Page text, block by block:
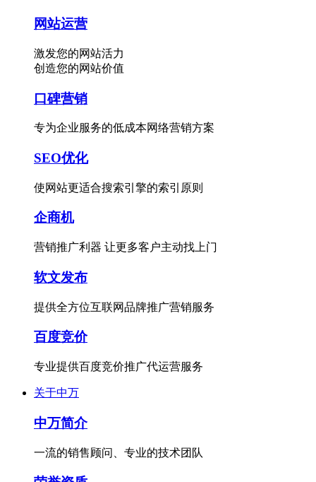
网站运营
激发您的网站活力
创造您的网站价值
口碑营销
专为企业服务的低成本网络营销方案
SEO优化
使网站更适合搜索引擎的索引原则
企商机
营销推广利器 让更多客户主动找上门
软文发布
提供全方位互联网品牌推广营销服务
百度竞价
专业提供百度竞价推广代运营服务
关于中万
中万简介
一流的销售顾问、专业的技术团队